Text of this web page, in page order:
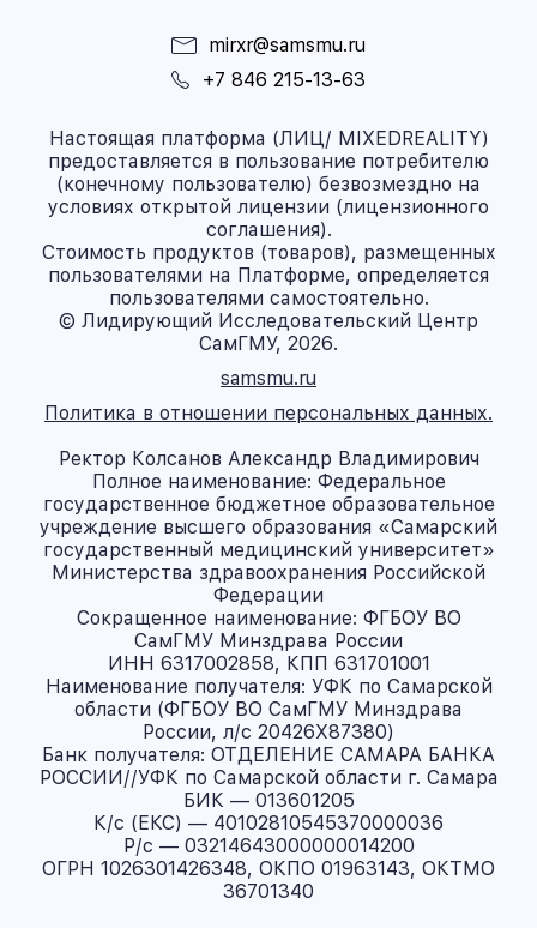
mirxr@samsmu.ru
+7 846 215-13-63
Настоящая платформа (ЛИЦ/ MIXEDREALITY)
предоставляется в пользование потребителю
(конечному пользователю) безвозмездно на
условиях открытой лицензии (лицензионного
соглашения).
Стоимость продуктов (товаров), размещенных
пользователями на Платформе, определяется
пользователями самостоятельно.
© Лидирующий Исследовательский Центр
СамГМУ, 2026.
samsmu.ru
Политика в отношении персональных данных.
Ректор Колсанов Александр Владимирович
Полное наименование: Федеральное
государственное бюджетное образовательное
учреждение высшего образования «Самарский
государственный медицинский университет»
Министерства здравоохранения Российской
Федерации
Сокращенное наименование: ФГБОУ ВО
СамГМУ Минздрава России
ИНН 6317002858, КПП 631701001
Наименование получателя: УФК по Самарской
области (ФГБОУ ВО СамГМУ Минздрава
России, л/с 20426X87380)
Банк получателя: ОТДЕЛЕНИЕ САМАРА БАНКА
РОССИИ//УФК по Самарской области г. Самара
БИК — 013601205
К/с (ЕКС) — 40102810545370000036
Р/с — 03214643000000014200
ОГРН 1026301426348, ОКПО 01963143, ОКТМО
36701340